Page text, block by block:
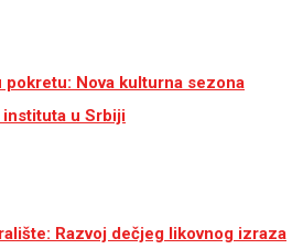
pokretu: Nova kulturna sezona
instituta u Srbiji
Razvoj dečjeg likovnog izraza